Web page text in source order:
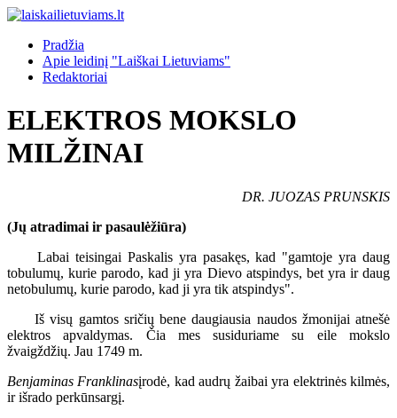
Pradžia
Apie leidinį "Laiškai Lietuviams"
Redaktoriai
ELEKTROS MOKSLO
MILŽINAI
DR. JUOZAS PRUNSKIS
(Jų atradimai ir pasaulėžiūra)
Labai teisingai Paskalis yra pasakęs, kad "gamtoje yra daug
tobulumų, kurie parodo, kad ji yra Dievo atspindys, bet yra ir daug
netobulumų, kurie parodo, kad ji yra tik atspindys".
Iš visų gamtos sričių bene daugiausia naudos žmonijai atnešė
elektros apvaldymas. Čia mes susiduriame su eile mokslo
žvaigždžių. Jau 1749 m.
Benjaminas Franklinasįrodė, kad audrų žaibai yra elektrinės kilmės,
ir išrado perkūnsargį.